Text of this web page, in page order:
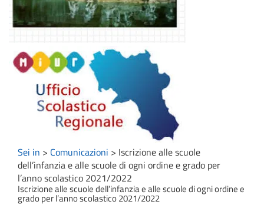
Sei in > Comunicazioni > Iscrizione alle scuole
dell’infanzia e alle scuole di ogni ordine e grado per
l’anno scolastico 2021/2022
Iscrizione alle scuole dell’infanzia e alle scuole di ogni ordine e
grado per l’anno scolastico 2021/2022